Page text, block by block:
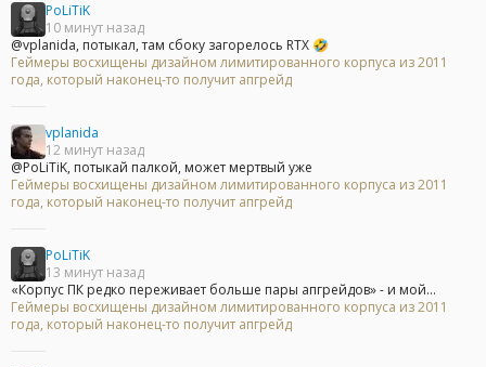
PoLiTiK
10 минут назад
@vplanida, потыкал, там сбоку загорелось RTX 🤣
Геймеры восхищены дизайном лимитированного корпуса из 2011
года, который наконец-то получит апгрейд
vplanida
12 минут назад
@PoLiTiK, потыкай палкой, может мертвый уже
Геймеры восхищены дизайном лимитированного корпуса из 2011
года, который наконец-то получит апгрейд
PoLiTiK
13 минут назад
«Корпус ПК редко переживает больше пары апгрейдов» - и мой...
Геймеры восхищены дизайном лимитированного корпуса из 2011
года, который наконец-то получит апгрейд